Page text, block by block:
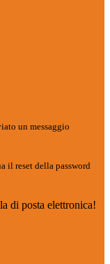
un messaggio
il reset della password
di posta elettronica!